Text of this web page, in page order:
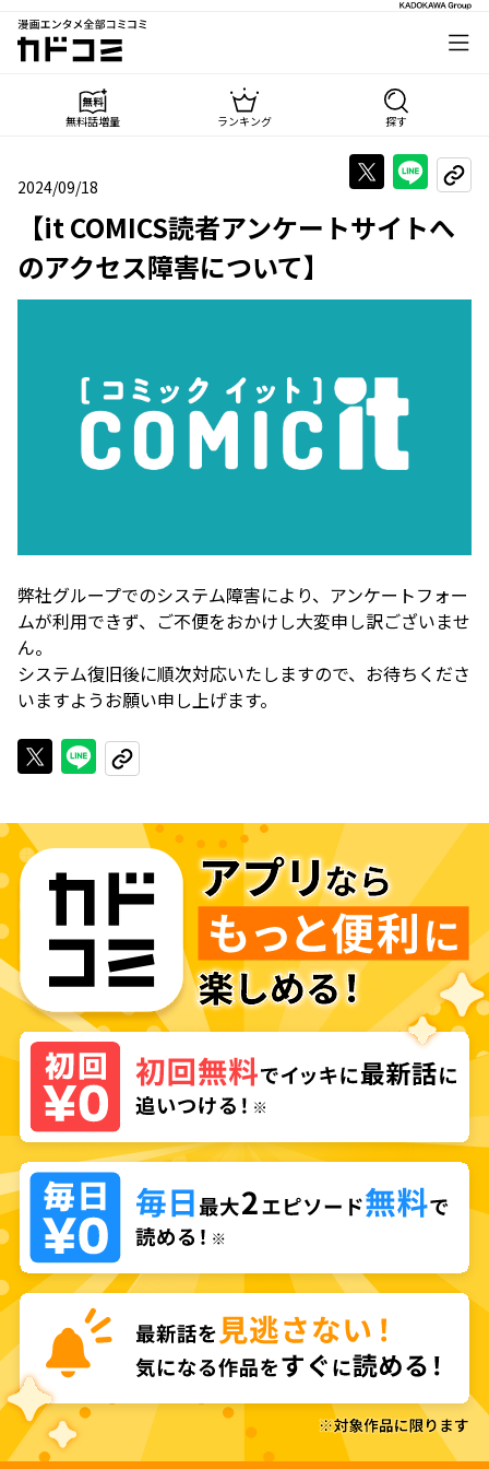
漫画エンタメ全部コミコミ
カドコミ
無料話増量 ランキング 探す
2024/09/18
2024年09月18日
Xで投稿する
LINE
URL
【it COMICS読者アンケートサイトへ
のアクセス障害について】
弊社グループでのシステム障害により、アンケートフォー
ムが利用できず、ご不便をおかけし大変申し訳ございませ
ん。
システム復旧後に順次対応いたしますので、お待ちくださ
いますようお願い申し上げます。
Xで投稿するLINEでシェアする
URLをコピーする